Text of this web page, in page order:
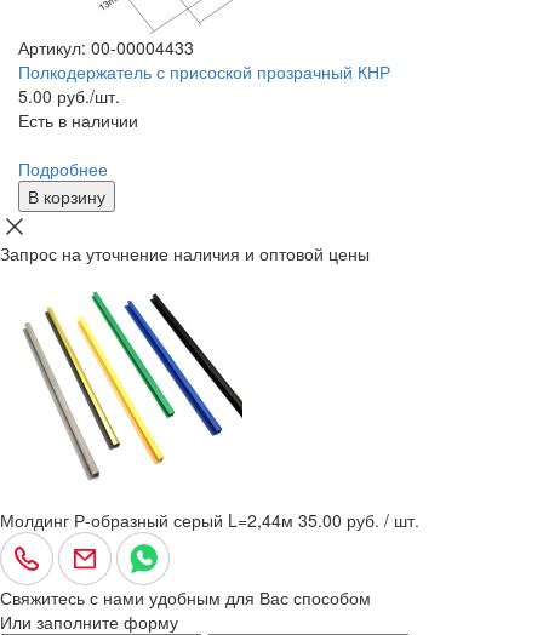
Артикул: 00-00004433
Полкодержатель с присоской прозрачный КНР
5.00 руб./шт.
Есть в наличии
Подробнее
В корзину
Запрос на уточнение наличия и оптовой цены
Молдинг Р-образный серый L=2,44м 35.00 руб. / шт.
Свяжитесь с нами удобным для Вас способом
Или заполните форму